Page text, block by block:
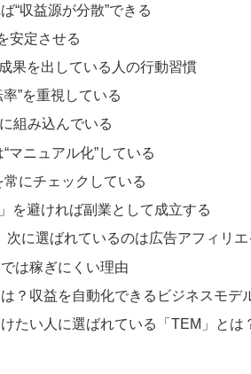
“収益源が分散”できる
安定させる
果を出している人の行動習慣
”を重視している
組み込んでいる
ニュアル化”している
にチェックしている
を避ければ副業として成立する
次に選ばれているのは広告アフィリ
は稼ぎにくい理由
？収益を自動化できるビジネスモデ
たい人に選ばれている「TEM」とは